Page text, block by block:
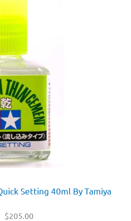
Setting 40ml By Tamiya
$205.00